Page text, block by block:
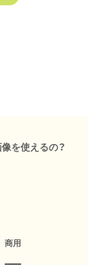
を使えるの？
商用